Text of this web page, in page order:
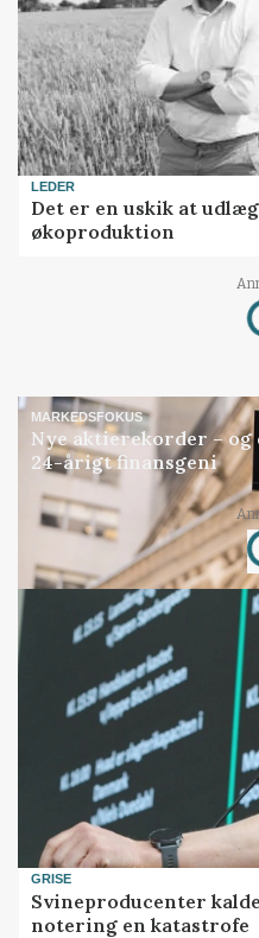
LEDER
Det er en uskik at
økoproduktion
MARKEDSFOKUS
Nye aktierekorder –
24-årigt finansgeni
GRISE
Svineproducenter
notering en katastrofe